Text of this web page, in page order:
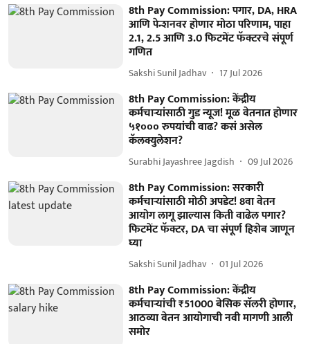
8th Pay Commission: पगार, DA, HRA
आणि पेन्शनवर होणार मोठा परिणाम, पाहा
2.1, 2.5 आणि 3.0 फिटमेंट फॅक्टरचे संपूर्ण
गणित
Sakshi Sunil Jadhav 17 Jul 2026
8th Pay Commission: केंद्रीय
कर्मचाऱ्यांसाठी गुड न्यूज! मूळ वेतनात होणार
५१००० रुपयांची वाढ? कसं असेल
कॅलक्युलेशन?
Surabhi Jayashree Jagdish 09 Jul 2026
8th Pay Commission: सरकारी
कर्मचाऱ्यांसाठी मोठी अपडेट! 8वा वेतन
आयोग लागू झाल्यास किती वाढेल पगार?
फिटमेंट फॅक्टर, DA चा संपूर्ण हिशेब जाणून
घ्या
Sakshi Sunil Jadhav 01 Jul 2026
8th Pay Commission: केंद्रीय
कर्मचाऱ्यांची ₹51000 बेसिक सॅलरी होणार,
आठव्या वेतन आयोगाची नवी मागणी आली
समोर